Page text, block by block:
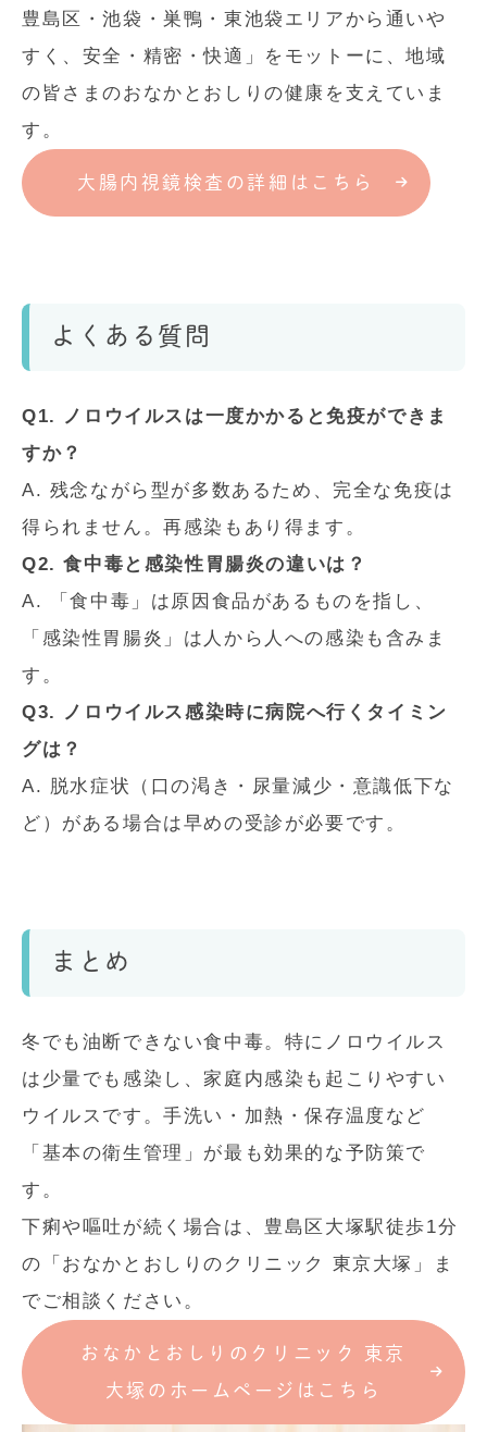
豊島区・池袋・巣鴨・東池袋エリアから通いや
すく、安全・精密・快適」をモットーに、地域
の皆さまのおなかとおしりの健康を支えていま
す。
大腸内視鏡検査の詳細はこちら
よくある質問
Q1. ノロウイルスは一度かかると免疫ができま
すか？
A. 残念ながら型が多数あるため、完全な免疫は
得られません。再感染もあり得ます。
Q2. 食中毒と感染性胃腸炎の違いは？
A. 「食中毒」は原因食品があるものを指し、
「感染性胃腸炎」は人から人への感染も含みま
す。
Q3. ノロウイルス感染時に病院へ行くタイミン
グは？
A. 脱水症状（口の渇き・尿量減少・意識低下な
ど）がある場合は早めの受診が必要です。
まとめ
冬でも油断できない食中毒。特にノロウイルス
は少量でも感染し、家庭内感染も起こりやすい
ウイルスです。手洗い・加熱・保存温度など
「基本の衛生管理」が最も効果的な予防策で
す。
下痢や嘔吐が続く場合は、豊島区大塚駅徒歩1分
の「おなかとおしりのクリニック 東京大塚」ま
でご相談ください。
おなかとおしりのクリニック 東京
大塚のホームページはこちら